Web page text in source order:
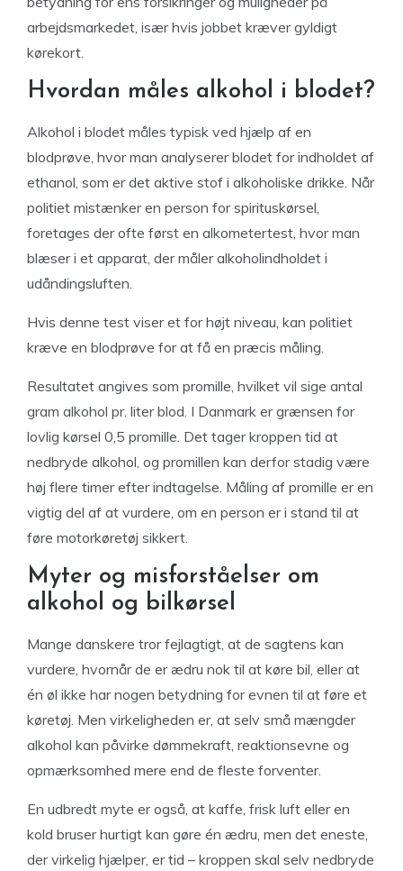
arbejdsmarkedet, især hvis jobbet kræver gyldigt
kørekort.
Hvordan måles alkohol i blodet?
Alkohol i blodet måles typisk ved hjælp af en
blodprøve, hvor man analyserer blodet for indholdet af
ethanol, som er det aktive stof i alkoholiske drikke. Når
politiet mistænker en person for spirituskørsel,
foretages der ofte først en alkometertest, hvor man
blæser i et apparat, der måler alkoholindholdet i
udåndingsluften.
Hvis denne test viser et for højt niveau, kan politiet
kræve en blodprøve for at få en præcis måling.
Resultatet angives som promille, hvilket vil sige antal
gram alkohol pr. liter blod. I Danmark er grænsen for
lovlig kørsel 0,5 promille. Det tager kroppen tid at
nedbryde alkohol, og promillen kan derfor stadig være
høj flere timer efter indtagelse. Måling af promille er en
vigtig del af at vurdere, om en person er i stand til at
føre motorkøretøj sikkert.
Myter og misforståelser om
alkohol og bilkørsel
Mange danskere tror fejlagtigt, at de sagtens kan
vurdere, hvornår de er ædru nok til at køre bil, eller at
én øl ikke har nogen betydning for evnen til at føre et
køretøj. Men virkeligheden er, at selv små mængder
alkohol kan påvirke dømmekraft, reaktionsevne og
opmærksomhed mere end de fleste forventer.
En udbredt myte er også, at kaffe, frisk luft eller en
kold bruser hurtigt kan gøre én ædru, men det eneste,
der virkelig hjælper, er tid – kroppen skal selv nedbryde